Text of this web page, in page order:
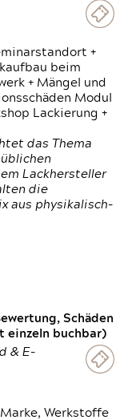
+
beim
+ Mängel und
Modul
Lackierung +
das Thema
Lackhersteller
die
aus physikalisch-
Schäden
einzeln buchbar)
& E-
Werkstoffe